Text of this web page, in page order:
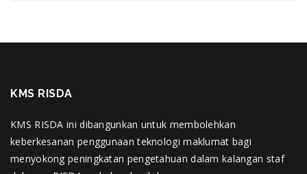
KMS RISDA
KMS RISDA ini dibangunkan untuk membolehkan
keberkesanan penggunaan teknologi maklumat bagi
menyokong peningkatan pengetahuan dalam kalangan staf